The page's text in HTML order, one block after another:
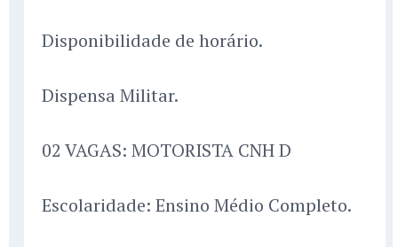
Disponibilidade de horário.
Dispensa Militar.
02 VAGAS: MOTORISTA CNH D
Escolaridade: Ensino Médio Completo.